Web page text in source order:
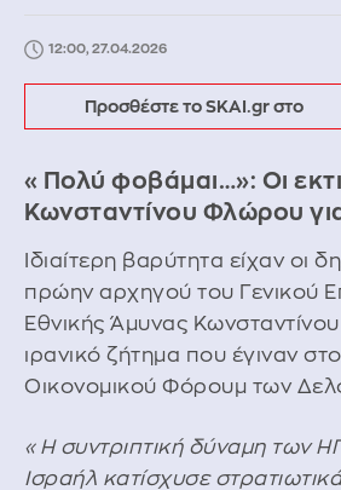
12:00, 27.04.2026
Προσθέστε το SKAI.gr στο
«Πολύ φοβάμαι…»: Οι
Κωνσταντίνου Φλώρου
Ιδιαίτερη βαρύτητα είχαν οι
πρώην αρχηγού του Γενικού
Εθνικής Άμυνας
ιρανικό ζήτημα που έγιναν
Οικονομικού Φόρουμ των
«Η συντριπτική δύναμη των
Ισραήλ κατίσχυσε